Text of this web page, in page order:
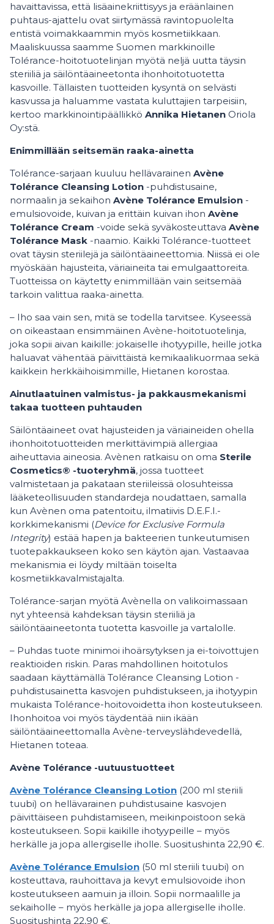
havaittavissa, että lisäainekriittisyys ja eräänlainen
puhtaus-ajattelu ovat siirtymässä ravintopuolelta
entistä voimakkaammin myös kosmetiikkaan.
Maaliskuussa saamme Suomen markkinoille
Tolérance-hoitotuotelinjan myötä neljä uutta täysin
steriiliä ja säilöntäaineetonta ihonhoitotuotetta
kasvoille. Tällaisten tuotteiden kysyntä on selvästi
kasvussa ja haluamme vastata kuluttajien tarpeisiin,
kertoo markkinointipäällikkö Annika Hietanen Oriola
Oy:stä.
Enimmillään seitsemän raaka-ainetta
Tolérance-sarjaan kuuluu hellävarainen Avène
Tolérance Cleansing Lotion -puhdistusaine,
normaalin ja sekaihon Avène Tolérance Emulsion -
emulsiovoide, kuivan ja erittäin kuivan ihon Avène
Tolérance Cream -voide sekä syväkosteuttava Avène
Tolérance Mask -naamio. Kaikki Tolérance-tuotteet
ovat täysin steriilejä ja säilöntäaineettomia. Niissä ei ole
myöskään hajusteita, väriaineita tai emulgaattoreita.
Tuotteissa on käytetty enimmillään vain seitsemää
tarkoin valittua raaka-ainetta.
– Iho saa vain sen, mitä se todella tarvitsee. Kyseessä
on oikeastaan ensimmäinen Avène-hoitotuotelinja,
joka sopii aivan kaikille: jokaiselle ihotyypille, heille jotka
haluavat vähentää päivittäistä kemikaalikuormaa sekä
kaikkein herkkäihoisimmille, Hietanen korostaa.
Ainutlaatuinen valmistus- ja pakkausmekanismi
takaa tuotteen puhtauden
Säilöntäaineet ovat hajusteiden ja väriaineiden ohella
ihonhoitotuotteiden merkittävimpiä allergiaa
aiheuttavia aineosia. Avènen ratkaisu on oma Sterile
Cosmetics® -tuoteryhmä, jossa tuotteet
valmistetaan ja pakataan steriileissä olosuhteissa
lääketeollisuuden standardeja noudattaen, samalla
kun Avènen oma patentoitu, ilmatiivis D.E.F.I.-
korkkimekanismi (Device for Exclusive Formula
Integrity) estää hapen ja bakteerien tunkeutumisen
tuotepakkaukseen koko sen käytön ajan. Vastaavaa
mekanismia ei löydy miltään toiselta
kosmetiikkavalmistajalta.
Tolérance-sarjan myötä Avènella on valikoimassaan
nyt yhteensä kahdeksan täysin steriiliä ja
säilöntäaineetonta tuotetta kasvoille ja vartalolle.
– Puhdas tuote minimoi ihoärsytyksen ja ei-toivottujen
reaktioiden riskin. Paras mahdollinen hoitotulos
saadaan käyttämällä Tolérance Cleansing Lotion -
puhdistusainetta kasvojen puhdistukseen, ja ihotyypin
mukaista Tolérance-hoitovoidetta ihon kosteutukseen.
Ihonhoitoa voi myös täydentää niin ikään
säilöntäaineettomalla Avène-terveyslähdevedellä,
Hietanen toteaa.
Avène Tolérance -uutuustuotteet
Avène Tolérance Cleansing Lotion (200 ml steriili
tuubi) on hellävarainen puhdistusaine kasvojen
päivittäiseen puhdistamiseen, meikinpoistoon sekä
kosteutukseen. Sopii kaikille ihotyypeille – myös
herkälle ja jopa allergiselle iholle. Suositushinta 22,90 €.
Avène Tolérance Emulsion (50 ml steriili tuubi) on
kosteuttava, rauhoittava ja kevyt emulsiovoide ihon
kosteutukseen aamuin ja illoin. Sopii normaalille ja
sekaiholle – myös herkälle ja jopa allergiselle iholle.
Suositushinta 22,90 €.